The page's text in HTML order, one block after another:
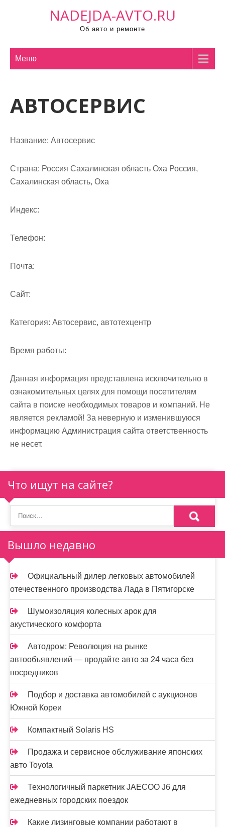
NADEJDA-AVTO.RU
Об авто и ремонте
Меню
АВТОСЕРВИС
Название: Автосервис
Страна: Россия Сахалинская область Оха Россия,
Сахалинская область, Оха
Индекс:
Телефон:
Почта:
Cайт:
Категория: Автосервис, автотехцентр
Время работы:
Данная информация представлена исключительно в
ознакомительных целях для помощи посетителям
сайта в поиске необходимых товаров и компаний. Не
является рекламой! За неверную и изменившуюся
информацию Администрация сайта ответственность
не несет.
Что ищут на сайте?
Вышло недавно
Официальный дилер легковых автомобилей
отечественного производства Лада в Пятигорске
Шумоизоляция колесных арок для
акустического комфорта
Автодром: Революция на рынке
автообъявлений — продайте авто за 24 часа без
посредников
Подбор и доставка автомобилей с аукционов
Южной Кореи
Компактный Solaris HS
Продажа и сервисное обслуживание японских
авто Toyota
Технологичный паркетник JAECOO J6 для
ежедневных городских поездок
Какие лизинговые компании работают в